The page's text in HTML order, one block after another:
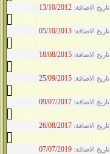
تاريخ الاضافة: 13/10/2012
تاريخ الاضافة: 05/10/2013
تاريخ الاضافة: 18/08/2015
تاريخ الاضافة: 25/09/2015
تاريخ الاضافة: 09/07/2017
تاريخ الاضافة: 26/08/2017
تاريخ الاضافة: 07/07/2019